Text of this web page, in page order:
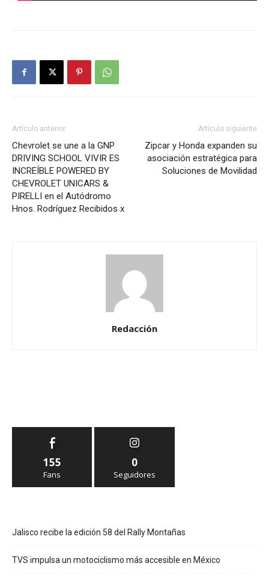
Artículo anterior
Chevrolet se une a la GNP
DRIVING SCHOOL VIVIR ES
INCREÍBLE POWERED BY
CHEVROLET UNICARS &
PIRELLI en el Autódromo
Hnos. Rodríguez Recibidos x
Artículo siguiente
Zipcar y Honda expanden su
asociación estratégica para
Soluciones de Movilidad
Redacción
155
Fans
0
Seguidores
Jalisco recibe la edición 58 del Rally Montañas
TVS impulsa un motociclismo más accesible en México